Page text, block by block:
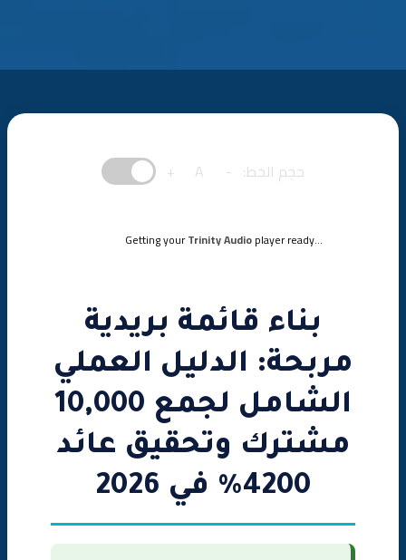
حجم الخط: -
A
+
Getting yourTrinity Audioplayer ready...
بناء قائمة بريدية
مربحة: الدليل العملي
الشامل لجمع 10,000
مشترك وتحقيق عائد
4200% في 2026